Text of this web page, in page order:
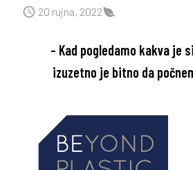
20 rujna, 2022
– Kad pogledamo kakva
izuzetno je bitno da